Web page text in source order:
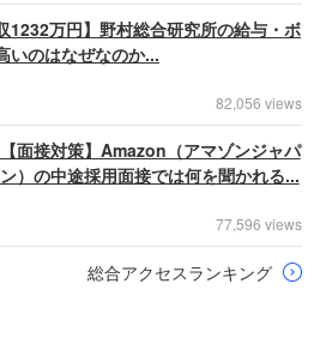
1232万円】野村総合研究所の給与・ボ
いのはなぜなのか...
82,056 views
【面接対策】Amazon（アマゾンジャパ
ン）の中途採用面接では何を聞かれる...
77,596 views
総合アクセスランキング